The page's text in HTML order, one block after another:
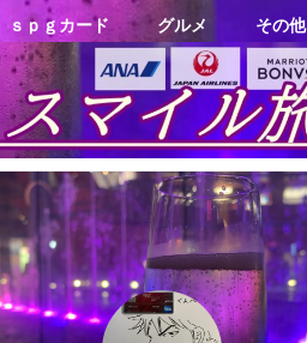
ｓｐｇカード グルメ その他